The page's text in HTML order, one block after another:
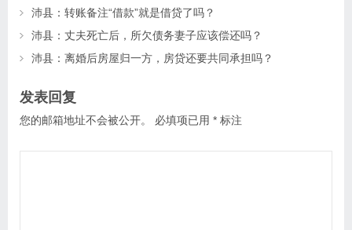
沛县：转账备注“借款”就是借贷了吗？
沛县：丈夫死亡后，所欠债务妻子应该偿还吗？
沛县：离婚后房屋归一方，房贷还要共同承担吗？
发表回复
您的邮箱地址不会被公开。 必填项已用 * 标注